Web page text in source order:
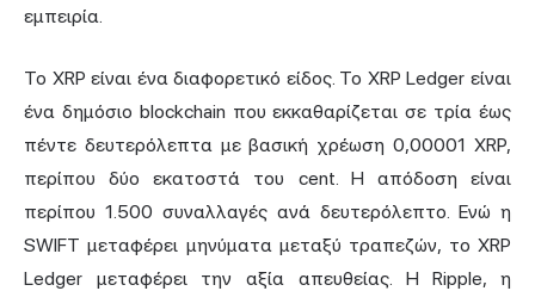
εμπειρία.
Το XRP είναι ένα διαφορετικό είδος. Το XRP Ledger είναι
ένα δημόσιο blockchain που εκκαθαρίζεται σε τρία έως
πέντε δευτερόλεπτα με βασική χρέωση 0,00001 XRP,
περίπου δύο εκατοστά του cent. Η απόδοση είναι
περίπου 1.500 συναλλαγές ανά δευτερόλεπτο. Ενώ η
SWIFT μεταφέρει μηνύματα μεταξύ τραπεζών, το XRP
Ledger μεταφέρει την αξία απευθείας. Η Ripple, η